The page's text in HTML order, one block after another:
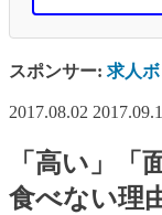
スポンサー: 求人
2017.08.02
「高い」「
食べない理